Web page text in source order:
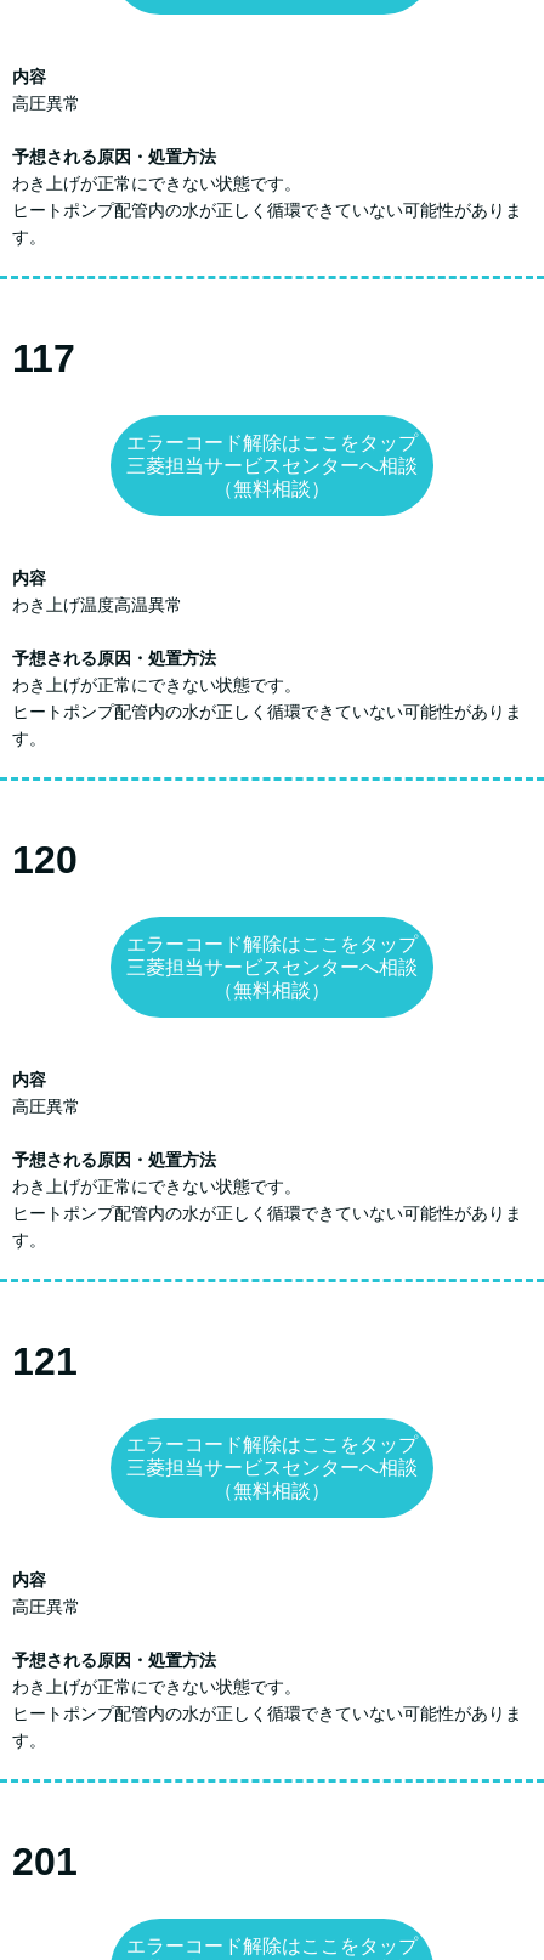
内容
高圧異常
予想される原因・処置方法
わき上げが正常にできない状態です。
ヒートポンプ配管内の水が正しく循環できていない可能性がありま
す。
117
エラーコード解除はここをタップ
三菱担当サービスセンターへ相談
（無料相談）
内容
わき上げ温度高温異常
予想される原因・処置方法
わき上げが正常にできない状態です。
ヒートポンプ配管内の水が正しく循環できていない可能性がありま
す。
120
エラーコード解除はここをタップ
三菱担当サービスセンターへ相談
（無料相談）
内容
高圧異常
予想される原因・処置方法
わき上げが正常にできない状態です。
ヒートポンプ配管内の水が正しく循環できていない可能性がありま
す。
121
エラーコード解除はここをタップ
三菱担当サービスセンターへ相談
（無料相談）
内容
高圧異常
予想される原因・処置方法
わき上げが正常にできない状態です。
ヒートポンプ配管内の水が正しく循環できていない可能性がありま
す。
201
エラーコード解除はここをタップ